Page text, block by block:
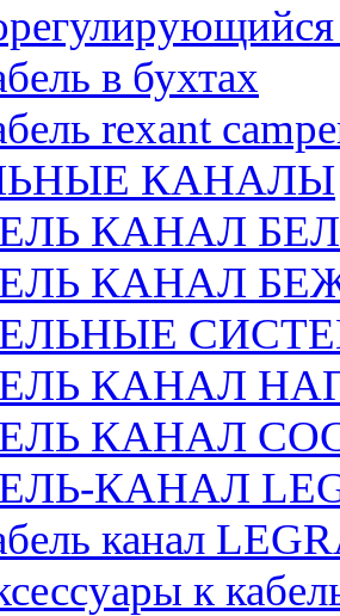
в бухтах
rexant
КАНАЛЫ
КАНАЛ
КАНАЛ
КАНАЛ
КАНАЛ
КАНАЛ
канал
к